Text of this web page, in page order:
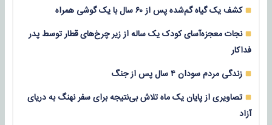
کشف یک گیاه گم‌شده پس از ۶۰ سال با یک گوشی همراه
نجات معجزه‌آسای کودک یک ساله از زیر چرخ‌های قطار توسط پدر
فداکار
زندگی مردم سودان ۴ سال پس از جنگ
تصاویری از پایان یک ماه تلاش بی‌نتیجه برای سفر نهنگ به دریای
آزاد